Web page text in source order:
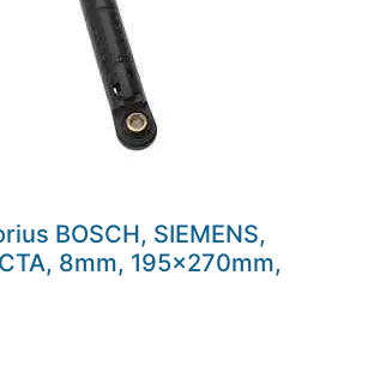
BOSCH, SIEMENS,
8mm, 195x270mm,